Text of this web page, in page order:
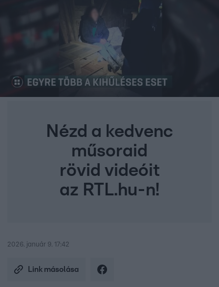
Nézd a kedvenc
műsoraid
rövid videóit
az RTL.hu-n!
2026. január 9. 17:42
Link másolása